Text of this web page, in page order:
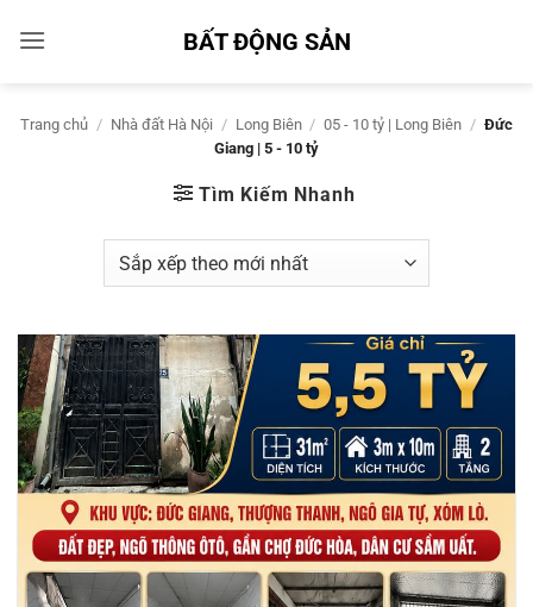
qua
BẤT ĐỘNG SẢN
Trang chủ / Nhà đất Hà Nội / Long Biên / 05 - 10 tỷ | Long Biên / Đức
Giang | 5 - 10 tỷ
Tìm Kiếm Nhanh